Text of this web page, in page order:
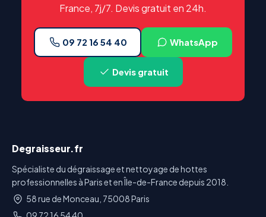
France, 7j/7. Devis gratuit en 24h.
09 72 16 54 40 WhatsApp
Devis gratuit
Degraisseur.fr
Spécialiste du dégraissage et nettoyage de hottes
professionnelles à Paris et en Île-de-France depuis 2018.
58 rue de Monceau, 75008 Paris